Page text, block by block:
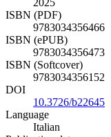
2025
ISBN (PDF)
9783034356466
ISBN (ePUB)
9783034356473
ISBN (Softcover)
9783034356152
DOI
10.3726/b22645
Language
Italian